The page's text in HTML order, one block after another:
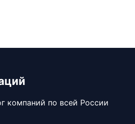
компаний по всей России